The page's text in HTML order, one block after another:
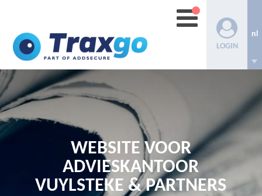
LOGIN
nl
WEBSITE VOOR
ADVIESKANTOOR
VUYLSTEKE & PARTNERS